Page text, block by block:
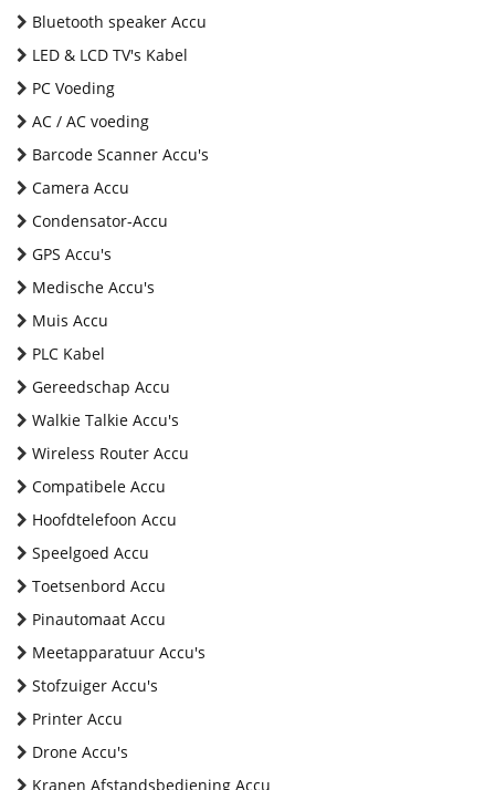
Bluetooth speaker Accu
LED & LCD TV's Kabel
PC Voeding
AC / AC voeding
Barcode Scanner Accu's
Camera Accu
Condensator-Accu
GPS Accu's
Medische Accu's
Muis Accu
PLC Kabel
Gereedschap Accu
Walkie Talkie Accu's
Wireless Router Accu
Compatibele Accu
Hoofdtelefoon Accu
Speelgoed Accu
Toetsenbord Accu
Pinautomaat Accu
Meetapparatuur Accu's
Stofzuiger Accu's
Printer Accu
Drone Accu's
Kranen Afstandsbediening Accu